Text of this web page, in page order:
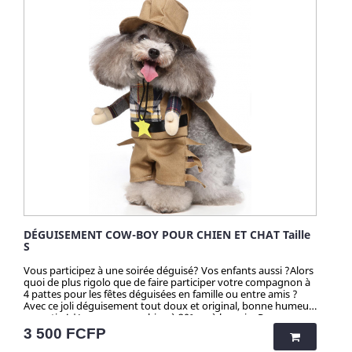
DÉGUISEMENT COW-BOY POUR CHIEN ET CHAT Taille
S
Vous participez à une soirée déguisé? Vos enfants aussi ?Alors
quoi de plus rigolo que de faire participer votre compagnon à
4 pattes pour les fêtes déguisées en famille ou entre amis ?
Avec ce joli déguisement tout doux et original, bonne humeur
garantie ! *Lavage en machine à 30° ou à la main. Repassage
et sèche-linge à éviter. Attention ! Quantité très limitée pour
tous mes produits. N'hésitez pas longtemps avant de vous
Prix
3 500 FCFP